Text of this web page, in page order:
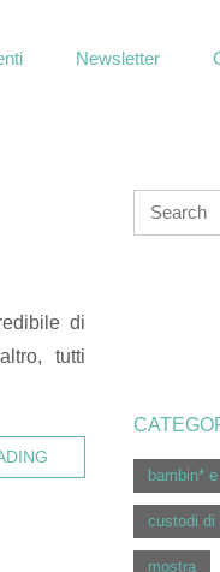
Newsletter
di
tutti
bambin*
custodi di
mostra